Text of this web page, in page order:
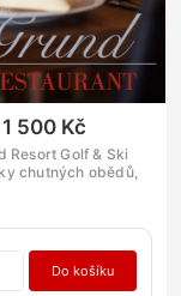
500 Kč
Resort Golf & Ski
chutných obědů,
Do košíku